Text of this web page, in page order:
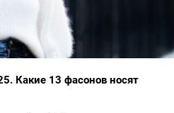
Какие 13 фасонов носят